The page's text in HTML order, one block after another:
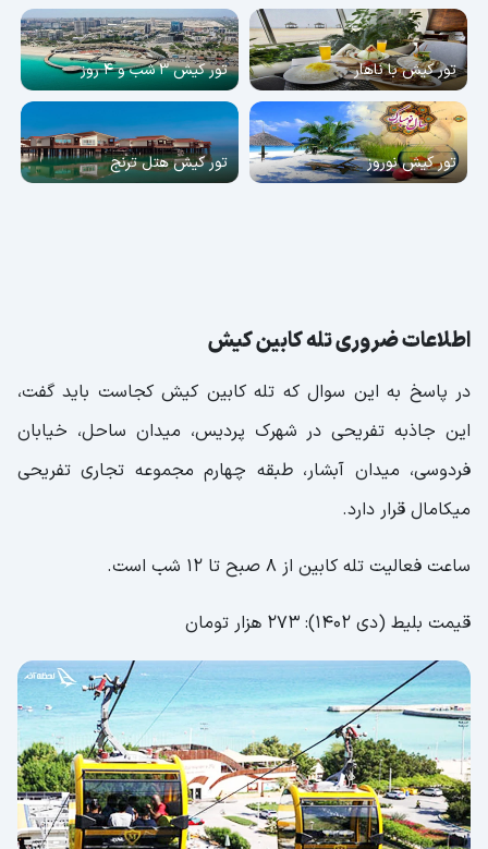
تور کیش با ناهار تور کیش 3 شب و 4 روز
تور کیش نوروز تور کیش هتل ترنج
اطلاعات ضروری تله کابین کیش
در پاسخ به این سوال که تله کابین کیش کجاست باید گفت،
این جاذبه تفریحی در شهرک پردیس، میدان ساحل، خیابان
فردوسی، میدان آبشار، طبقه چهارم مجموعه تجاری تفریحی
میکامال قرار دارد.
ساعت فعالیت تله کابین از ۸ صبح تا ۱۲ شب است.
قیمت بلیط (دی 1402): 273 هزار تومان